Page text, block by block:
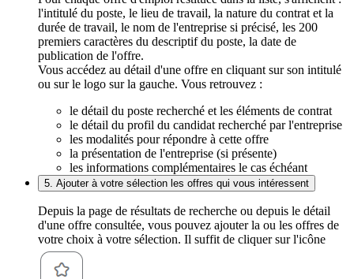
l'intitulé du poste, le lieu de travail, la nature du contrat et la
durée de travail, le nom de l'entreprise si précisé, les 200
premiers caractères du descriptif du poste, la date de
publication de l'offre.
Vous accédez au détail d'une offre en cliquant sur son intitulé
ou sur le logo sur la gauche. Vous retrouvez :
le détail du poste recherché et les éléments de contrat
le détail du profil du candidat recherché par l'entreprise
les modalités pour répondre à cette offre
la présentation de l'entreprise (si présente)
les informations complémentaires le cas échéant
5. Ajouter à votre sélection les offres qui vous intéressent
Depuis la page de résultats de recherche ou depuis le détail
d'une offre consultée, vous pouvez ajouter la ou les offres de
votre choix à votre sélection. Il suffit de cliquer sur l'icône